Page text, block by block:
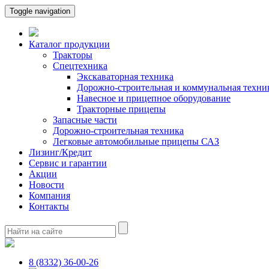
Toggle navigation
Каталог продукции
Тракторы
Спецтехника
Экскаваторная техника
Дорожно-строительная и коммунальная
Навесное и прицепное оборудование
Тракторные прицепы
Запасные части
Дорожно-строительная техника
Легковые автомобильные прицепы САЗ
Лизинг/Кредит
Сервис и гарантии
Акции
Новости
Компания
Контакты
8 (8332) 36-00-26